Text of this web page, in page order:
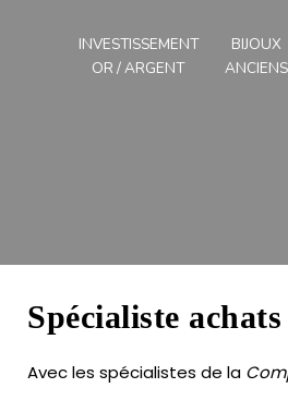
INVESTISSEMENT
OR / ARGENT
BIJOUX
ANCIENS
Spécialiste
Avec les spécialistes de la